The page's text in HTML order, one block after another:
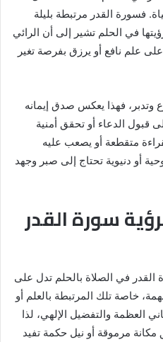
فسورة القدر مرتبطة بليلة
في الحلم تشير إلى أن الرائي
علم نافع أو يرزق بفرصة تغير
وتدبر، فهذا يعكس صدق إيمانه
قبول الدعاء أو تحقق أمنية
متقطعة أو يصعب عليه
أو دنيوية تحتاج إلى صبر وجهد
سورة القدر
القدر في الصلاة بالحلم تدل على
خاصة تلك المرتبطة بالعلم أو
العظمة والتفضيل الإلهي، لذا
مرموقة أو نيل حكمة تفيد